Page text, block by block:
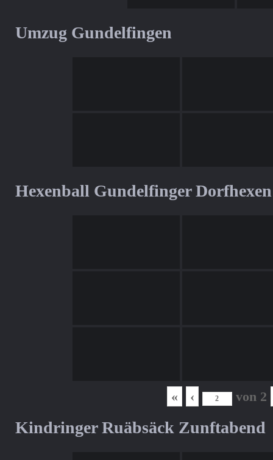
Umzug Gundelfingen
Hexenball Gundelfinger Dorfhexen
« ‹ von 2
Kindringer Ruäbsäck Zunftabend